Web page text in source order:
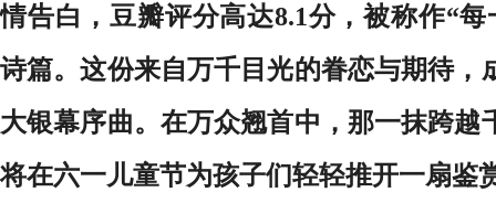
情告白，豆瓣评分高达8.1分，被称作“
诗篇。这份来自万千目光的眷恋与期待，
大银幕序曲。在万众翘首中，那一抹跨越
将在六一儿童节为孩子们轻轻推开一扇鉴